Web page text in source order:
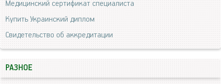
Медицинский сертификат специалиста
Купить Украинский диплом
Свидетельство об аккредитации
РАЗНОЕ